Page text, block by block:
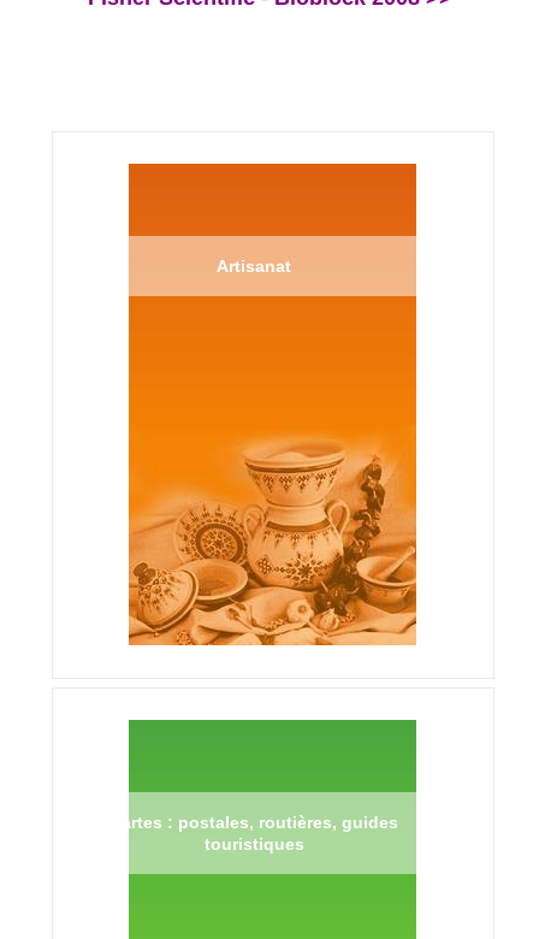
Artisanat
Cartes : postales, routières, guides
touristiques